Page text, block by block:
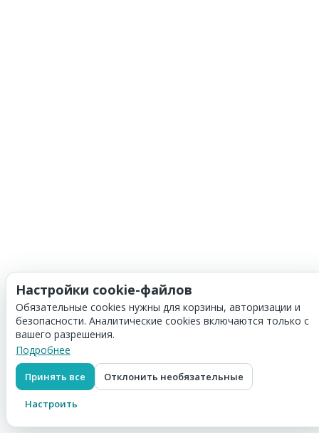
Настройки cookie-файлов
Обязательные cookies нужны для корзины, авторизации и
безопасности. Аналитические cookies включаются только с
вашего разрешения.
Подробнее
Принять все Отклонить необязательные
Настроить